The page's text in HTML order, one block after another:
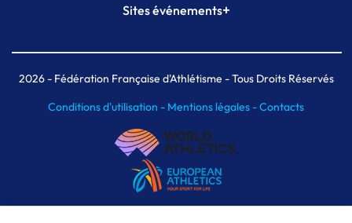
Plateforme Formation
Sites événements+
Meeting de Paris indoor
MAIF Ekiden de Paris
2026- Fédération Française d'Athlétisme - Tous Droits Réservés
Conditions d'utilisation - Mentions légales -Contacts